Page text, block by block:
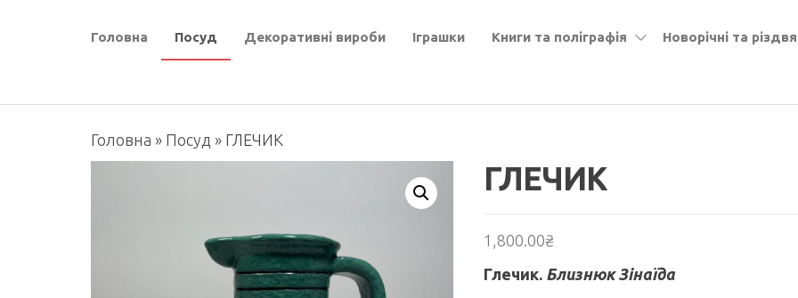
Головна Посуд Декоративні вироби Іграшки Книги та поліграфія Новорічні та
Головна » Посуд » ГЛЕЧИК
ГЛЕЧИК
1,800.00₴
Глечик. Близнюк Зінаїда